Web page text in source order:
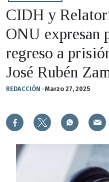
CIDH y
ONU expresan
regreso a
José Rubén
REDACCIÓN · Marzo 27, 2025